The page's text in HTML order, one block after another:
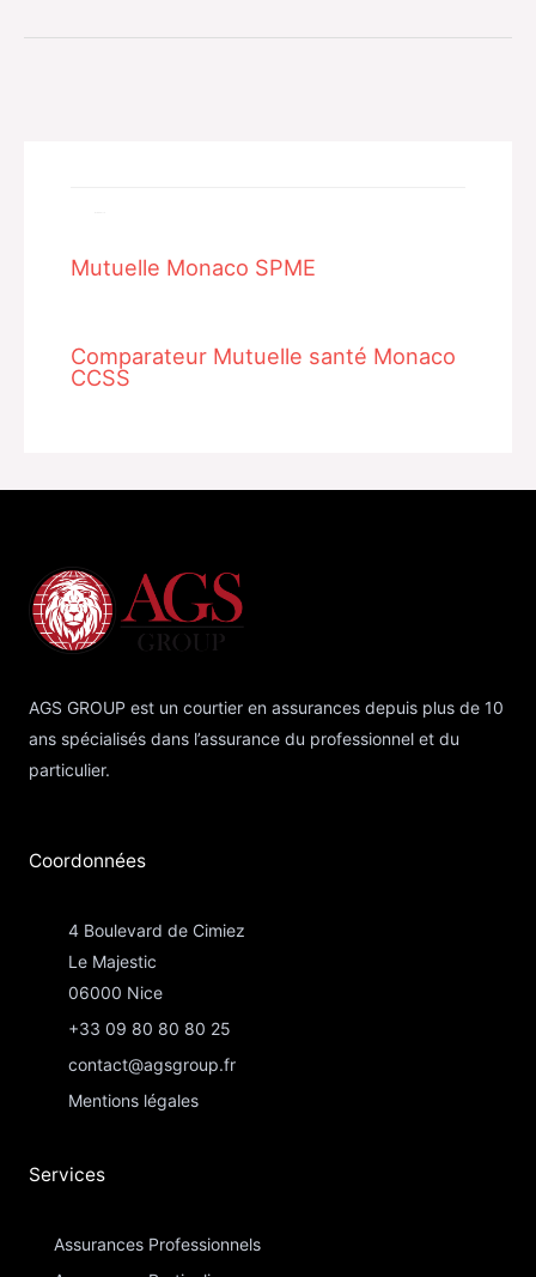
Mutuelle Monaco SPME
Comparateur Mutuelle santé Monaco
CCSS
AGS GROUP est un courtier en assurances depuis plus de 10
ans spécialisés dans l’assurance du professionnel et du
particulier.
Coordonnées​
4 Boulevard de Cimiez
Le Majestic
06000 Nice
+33 09 80 80 80 25
contact@agsgroup.fr
Mentions légales
Services
Assurances Professionnels